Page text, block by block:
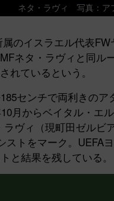
ネタ・ラヴィ 写真：ア
のイスラエル代表
ネタ・ラヴィと同ル
れているという。
センチで両利きのア
月からベイタル・エ
ヴィ（現町田ゼル
ストをマーク。UEFA
と結果を残している。